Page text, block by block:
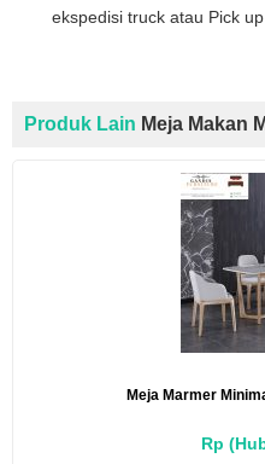
ekspedisi truck atau Pick up
Produk Lain Meja Makan
Meja Marmer
Rp